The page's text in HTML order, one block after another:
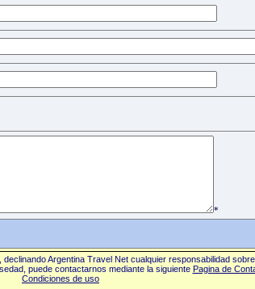
*
Argentina Travel Net cualquier responsabilidad
puede contactarnos mediante la siguiente Pagina de
Condiciones de uso